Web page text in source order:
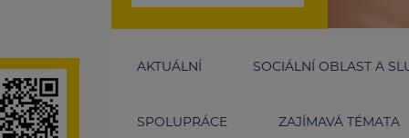
AKTUÁLNÍ SOCIÁLNÍ OBLAST A
SPOLUPRÁCE ZAJÍMAVÁ TÉMATA